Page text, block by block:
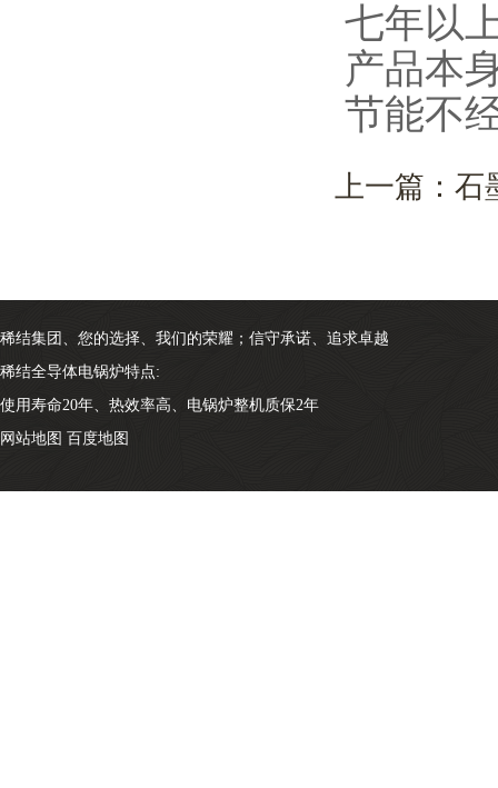
七年以
产品本
节能不
上一篇： 石
稀结集团、您的选择、我们的荣耀；信守承诺、追求卓越
稀结全导体电锅炉特点:
使用寿命20年、热效率高、电锅炉整机质保2年
网站地图 百度地图